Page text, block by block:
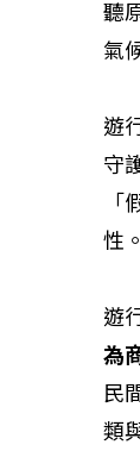
聽
氣
遊
守
性。
遊
為
民
類